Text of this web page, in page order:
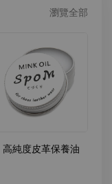
瀏覽全部
高純度皮革保養油